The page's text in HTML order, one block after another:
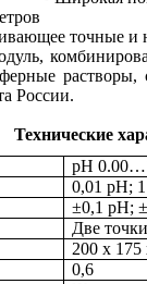
точные и
растворы,
России.
Технические
pH
0,01 pH;
±0,1 рН;
Две
200 x 175
0,6